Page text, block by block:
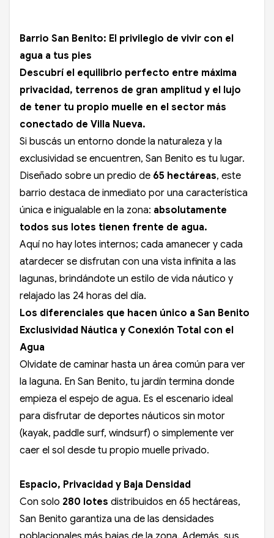
Barrio San Benito: El privilegio de vivir con el
agua a tus pies
Descubrí el equilibrio perfecto entre máxima
privacidad, terrenos de gran amplitud y el lujo
de tener tu propio muelle en el sector más
conectado de Villa Nueva.
Si buscás un entorno donde la naturaleza y la
exclusividad se encuentren, San Benito es tu lugar.
Diseñado sobre un predio de 65 hectáreas, este
barrio destaca de inmediato por una característica
única e inigualable en la zona: absolutamente
todos sus lotes tienen frente de agua.
Aquí no hay lotes internos; cada amanecer y cada
atardecer se disfrutan con una vista infinita a las
lagunas, brindándote un estilo de vida náutico y
relajado las 24 horas del día.
Los diferenciales que hacen único a San Benito
Exclusividad Náutica y Conexión Total con el
Agua
Olvidate de caminar hasta un área común para ver
la laguna. En San Benito, tu jardín termina donde
empieza el espejo de agua. Es el escenario ideal
para disfrutar de deportes náuticos sin motor
(kayak, paddle surf, windsurf) o simplemente ver
caer el sol desde tu propio muelle privado.
Espacio, Privacidad y Baja Densidad
Con solo 280 lotes distribuidos en 65 hectáreas,
San Benito garantiza una de las densidades